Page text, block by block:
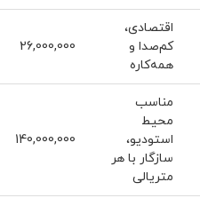
اقتصادی،
کم‌صدا و
همه‌کاره
26,000,000
مناسب
محیط
استودیو،
سازگار با هر
متریالی
140,000,000